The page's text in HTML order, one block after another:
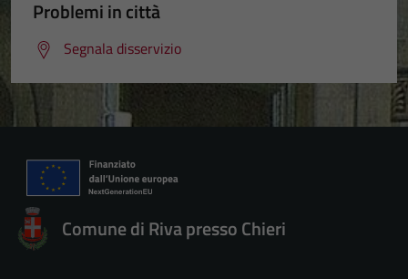
Problemi in città
Segnala disservizio
Comune di Riva presso Chieri